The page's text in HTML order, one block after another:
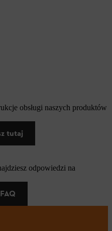
obsługi naszych produktów
tutaj
odpowiedzi na